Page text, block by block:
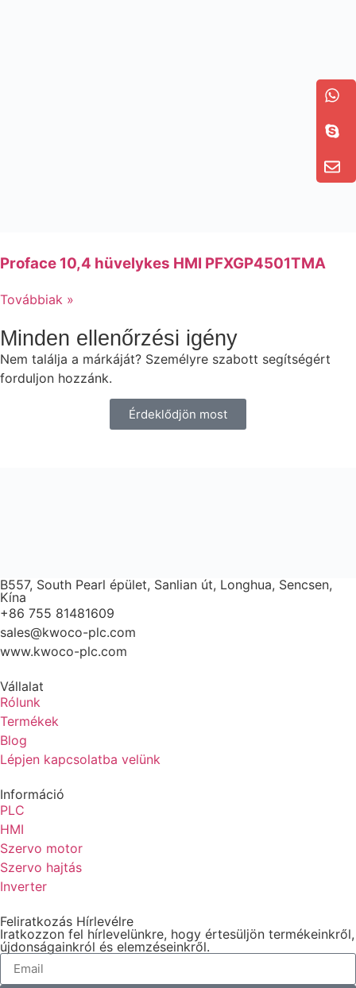
Proface 10,4 hüvelykes HMI PFXGP4501TMA
Továbbiak »
Minden ellenőrzési igény
Nem találja a márkáját? Személyre szabott segítségért
forduljon hozzánk.
Érdeklődjön most
B557, South Pearl épület, Sanlian út, Longhua, Sencsen,
Kína
+86 755 81481609
sales@kwoco-plc.com
www.kwoco-plc.com
Vállalat
Rólunk
Termékek
Blog
Lépjen kapcsolatba velünk
Információ
PLC
HMI
Szervo motor
Szervo hajtás
Inverter
Feliratkozás Hírlevélre
Iratkozzon fel hírlevelünkre, hogy értesüljön termékeinkről,
újdonságainkról és elemzéseinkről.